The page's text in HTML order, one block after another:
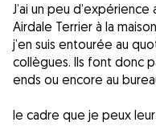
J’ai un peu
Airdale Terrier à la
j’en suis entourée au
collègues. Ils font donc
ends ou encore au
le cadre que je peux